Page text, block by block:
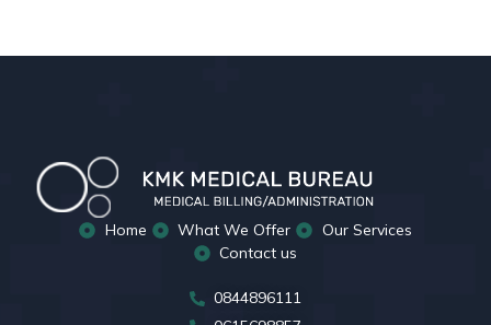
Home What We Offer
Our Services
Contact us
0844896111